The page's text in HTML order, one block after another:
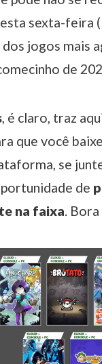
sexta-feira
dos jogos mais
de
, é claro, traz
que você
se
de
na faixa. Bora